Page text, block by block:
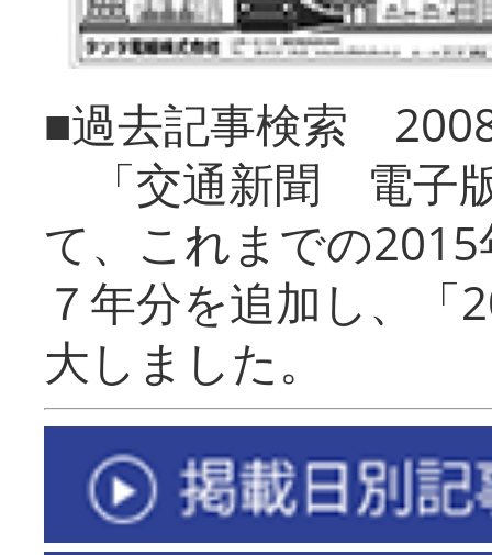
■過去記事検索
「交通新聞 電子
て、これまでの
７年分を追加し、「
大しまし